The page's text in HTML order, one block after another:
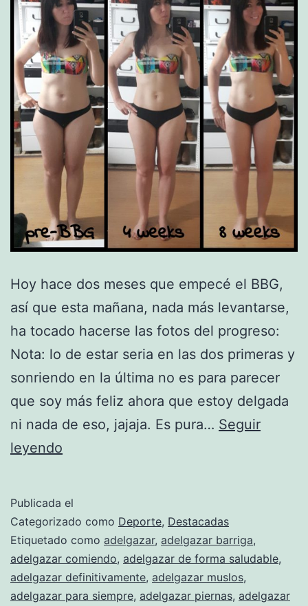
Hoy hace dos meses que empecé el BBG,
así que esta mañana, nada más levantarse,
ha tocado hacerse las fotos del progreso:
Nota: lo de estar seria en las dos primeras y
sonriendo en la última no es para parecer
que soy más feliz ahora que estoy delgada
ni nada de eso, jajaja. Es pura… Seguir
leyendo
BBG
Publicada el
Categorizado como Deporte, Destacadas
Etiquetado como adelgazar, adelgazar barriga,
adelgazar comiendo, adelgazar de forma saludable,
adelgazar definitivamente, adelgazar muslos,
adelgazar para siempre, adelgazar piernas, adelgazar